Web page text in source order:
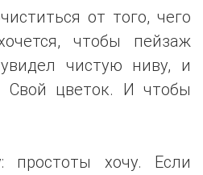
от того, чего
чтобы пейзаж
чистую ниву, и
цветок. И чтобы
хочу. Если